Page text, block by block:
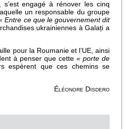
engagé à rénover les cinq
un responsable du groupe
Entre ce que le gouvernement dit
ukrainiennes à Galați a
pour la Roumanie et l’UE, ainsi
à penser que cette « porte de
espèrent que ces chemins se
Éléonore Disdero